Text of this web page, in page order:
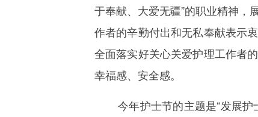
于奉献、大爱无疆”的职业精神，
作者的辛勤付出和无私奉献表示
全面落实好关心关爱护理工作者
幸福感、安全感。
今年护士节的主题是“发展护